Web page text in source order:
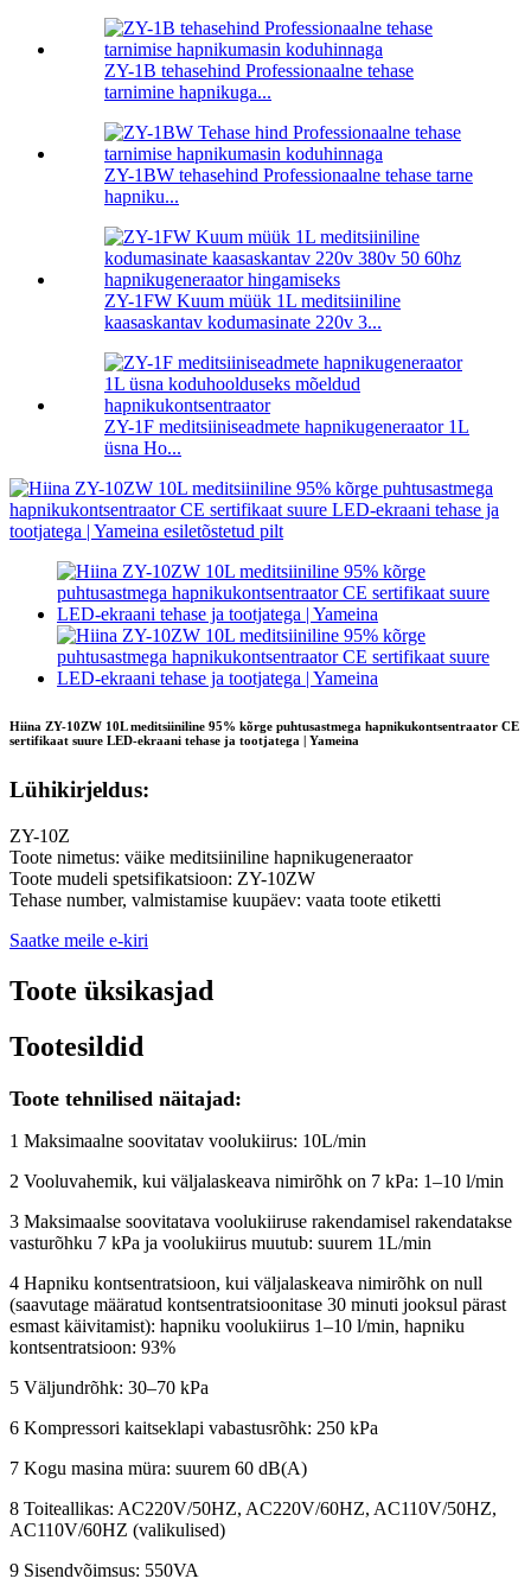
ZY-1B tehasehind Professionaalne tehase
tarnimine hapnikuga...
ZY-1BW tehasehind Professionaalne tehase tarne
hapniku...
ZY-1FW Kuum müük 1L meditsiiniline
kaasaskantav kodumasinate 220v 3...
ZY-1F meditsiiniseadmete hapnikugeneraator 1L
üsna Ho...
Hiina ZY-10ZW 10L meditsiiniline 95% kõrge puhtusastmega hapnikukontsentraator CE
sertifikaat suure LED-ekraani tehase ja tootjatega | Yameina
Lühikirjeldus:
ZY-10Z
Toote nimetus: väike meditsiiniline hapnikugeneraator
Toote mudeli spetsifikatsioon: ZY-10ZW
Tehase number, valmistamise kuupäev: vaata toote etiketti
Saatke meile e-kiri
Toote üksikasjad
Tootesildid
Toote tehnilised näitajad:
1 Maksimaalne soovitatav voolukiirus: 10L/min
2 Vooluvahemik, kui väljalaskeava nimirõhk on 7 kPa: 1–10 l/min
3 Maksimaalse soovitatava voolukiiruse rakendamisel rakendatakse
vasturõhku 7 kPa ja voolukiirus muutub: suurem 1L/min
4 Hapniku kontsentratsioon, kui väljalaskeava nimirõhk on null
(saavutage määratud kontsentratsioonitase 30 minuti jooksul pärast
esmast käivitamist): hapniku voolukiirus 1–10 l/min, hapniku
kontsentratsioon: 93%
5 Väljundrõhk: 30–70 kPa
6 Kompressori kaitseklapi vabastusrõhk: 250 kPa
7 Kogu masina müra: suurem 60 dB(A)
8 Toiteallikas: AC220V/50HZ, AC220V/60HZ, AC110V/50HZ,
AC110V/60HZ (valikulised)
9 Sisendvõimsus: 550VA